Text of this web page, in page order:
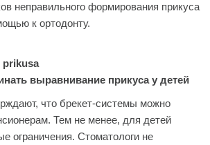
неправильного формирования прикуса
к ортодонту.
выравнивание прикуса у детей
что брекет-системы можно
Тем не менее, для детей
ограничения. Стоматологи не